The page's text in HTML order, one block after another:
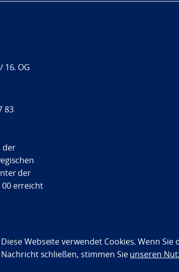
16. OG
83
der
der
00 erreicht
statement (NO)
Diese Webseite verwendet Cookies. Wenn
Nachricht schließen, stimmen Sieunseren